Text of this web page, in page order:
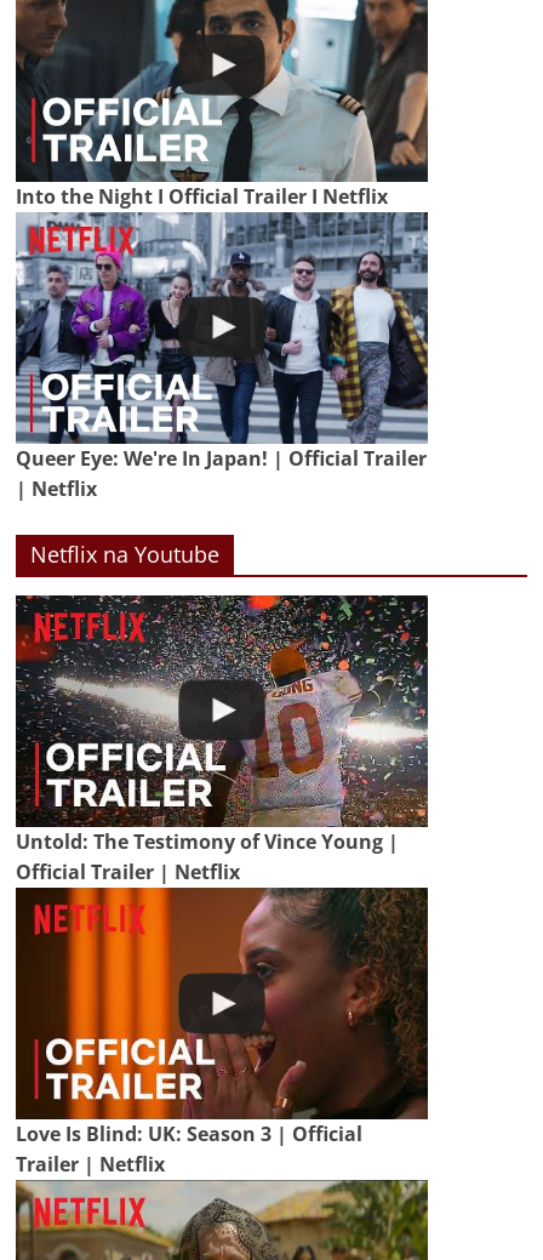
Into the Night I Official Trailer I Netflix
Queer Eye: We're In Japan! | Official Trailer
| Netflix
Netflix na Youtube
Untold: The Testimony of Vince Young |
Official Trailer | Netflix
Love Is Blind: UK: Season 3 | Official
Trailer | Netflix